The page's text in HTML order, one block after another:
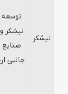
نیشکر
توسعه
نیشکر و
صنایع
جانبی